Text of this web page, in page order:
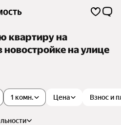
квартиру на
на улице
Цена Взнос и
1 комн.